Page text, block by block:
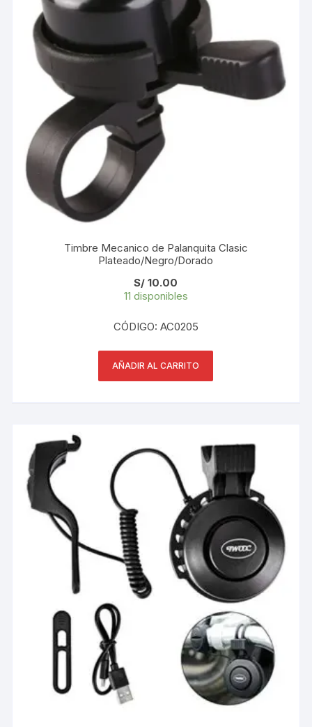
Timbre Mecanico de Palanquita Clasic
Plateado/Negro/Dorado
S/ 10.00
11 disponibles
CÓDIGO: AC0205
AÑADIR AL CARRITO